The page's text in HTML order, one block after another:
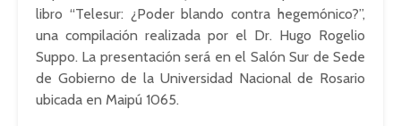
libro “Telesur: ¿Poder blando contra hegemónico?”,
una compilación realizada por el Dr. Hugo Rogelio
Suppo. La presentación será en el Salón Sur de Sede
de Gobierno de la Universidad Nacional de Rosario
ubicada en Maipú 1065.